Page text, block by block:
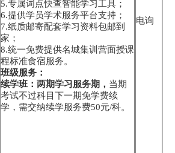
5.专属词点快查智能学习工具；
6.提供学员学术服务平台支持；
7.纸质邮寄配套学习资料包邮到
家；
8.统一免费提供名城集训营面授课
程标准食宿服务。
班级服务：
续学班：两期学习服务期， 当期
考试不过科目下一期免学费续
学，需交纳续学服务费50元/科。
电询